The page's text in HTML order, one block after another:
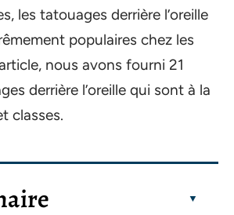
les tatouages derrière l’oreille
populaires chez les
nous avons fourni 21
derrière l’oreille qui sont à la
classes.